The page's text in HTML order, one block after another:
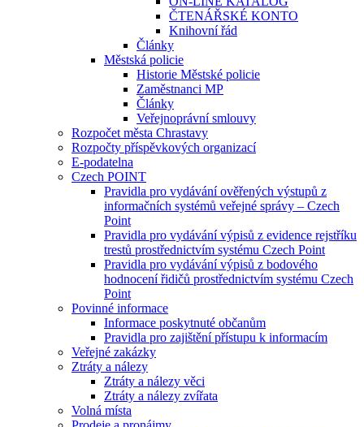
ČTENÁŘSKÉ KONTO
Knihovní řád
Články
Městská policie
Historie Městské policie
Zaměstnanci MP
Články
Veřejnoprávní smlouvy
Rozpočet města Chrastavy
Rozpočty příspěvkových organizací
E-podatelna
Czech POINT
Pravidla pro vydávání ověřených výstupů z
informačních systémů veřejné správy – Czech
Point
Pravidla pro vydávání výpisů z evidence rejstříku
trestů prostřednictvím systému Czech Point
Pravidla pro vydávání výpisů z bodového
hodnocení řidičů prostřednictvím systému Czech
Point
Povinné informace
Informace poskytnuté občanům
Pravidla pro zajištění přístupu k informacím
Veřejné zakázky
Ztráty a nálezy
Ztráty a nálezy věci
Ztráty a nálezy zvířata
Volná místa